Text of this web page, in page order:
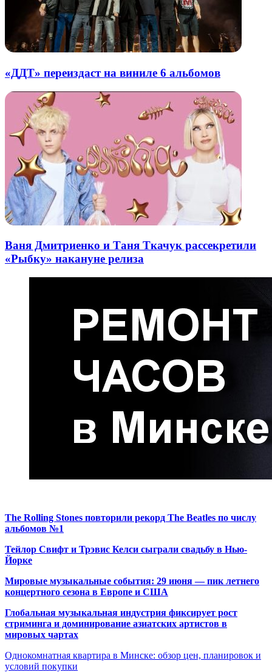
«ДДТ» переиздаст на виниле 6 альбомов
Ваня Дмитриенко и Таня Ткачук рассекретили
«Рыбку» накануне релиза
The Rolling Stones повторили рекорд The Beatles по числу
альбомов №1
Тейлор Свифт и Трэвис Келси сыграли свадьбу в Нью-
Йорке
Мировые музыкальные события: 29 июня — пик летнего
концертного сезона в Европе и США
Глобальная музыкальная индустрия фиксирует рост
стриминга и доминирование азиатских артистов в
мировых чартах
Однокомнатная квартира в Минске: обзор цен, планировок и
условий покупки